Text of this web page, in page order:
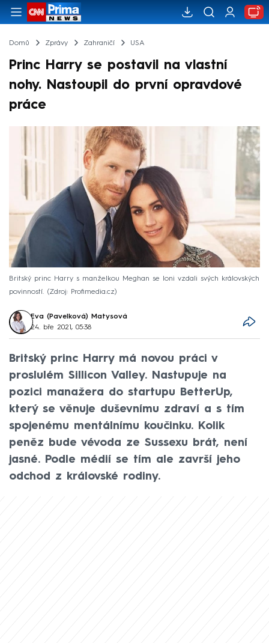
Domů Zprávy Zahraničí USA
Princ Harry se postavil na vlastní
nohy. Nastoupil do první opravdové
práce
Britský princ Harry s manželkou Meghan se loni vzdali svých královských
povinností.
Zdroj: Profimedia.cz
Eva (Pavelková) Matysová
24. bře 2021, 05:38
Britský princ Harry má novou práci v
proslulém Sillicon Valley. Nastupuje na
pozici manažera do startupu BetterUp,
který se věnuje duševnímu zdraví a s tím
spojenému mentálnímu koučinku. Kolik
peněz bude vévoda ze Sussexu brát, není
jasné. Podle médií se tím ale završí jeho
odchod z královské rodiny.